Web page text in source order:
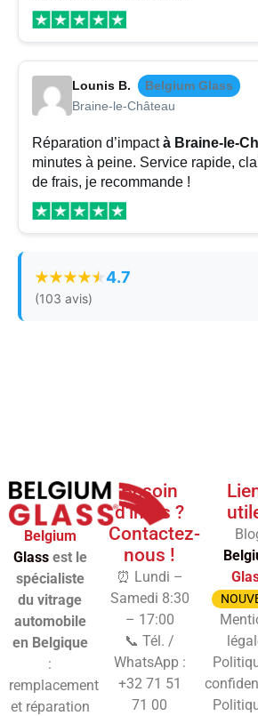
Lounis B.
Belgium Glass
Braine-le-Château
Réparation d’impactà Braine-le-
minutes à peine. Service rapide,
de frais, je recommande !
4.7
(103 avis)
Belgium
Glassest le
spécialiste
du vitrage
automobile
en Belgique
:
remplacement
et réparation
Besoin
d'infos ?
Contactez-
nous !
⏰ Lundi –
Samedi 8:30
– 17:00
📞 Tél. /
WhatsApp :
+32 71 51
71 00